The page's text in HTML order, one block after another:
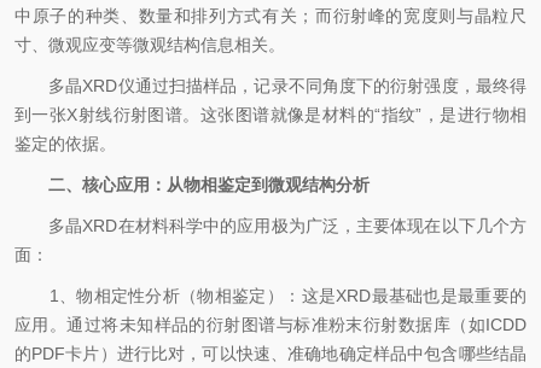
中原子的种类、数量和排列方式有关；而衍射峰的宽度则与晶粒尺
寸、微观应变等微观结构信息相关。
多晶XRD仪通过扫描样品，记录不同角度下的衍射强度，最终得
到一张X射线衍射图谱。这张图谱就像是材料的“指纹”，是进行物相
鉴定的依据。
二、核心应用：从物相鉴定到微观结构分析
多晶XRD在材料科学中的应用极为广泛，主要体现在以下几个方
面：
1、物相定性分析（物相鉴定）：​这是XRD最基础也是最重要的
应用。通过将未知样品的衍射图谱与标准粉末衍射数据库（如ICDD
的PDF卡片）进行比对，可以快速、准确地确定样品中包含哪些结晶